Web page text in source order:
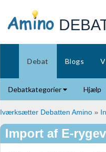
Debat Blogs
Debatkategorier Hjælp
Iværksætter Debatten Amino »
Import af E-